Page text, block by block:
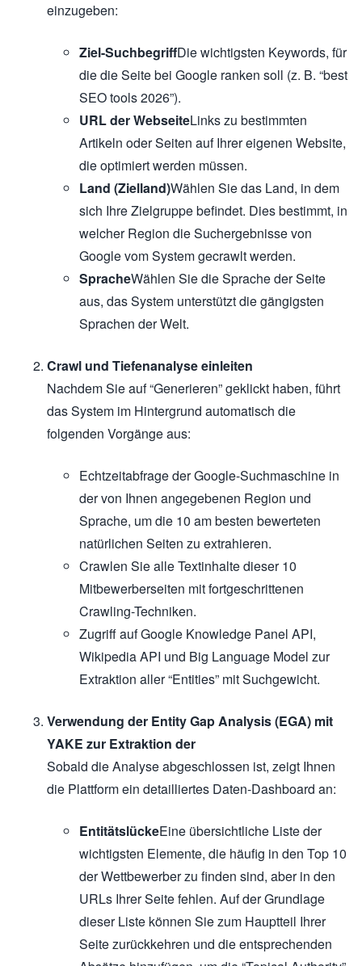
einzugeben:
Ziel-SuchbegriffDie wichtigsten Keywords, für
die die Seite bei Google ranken soll (z. B. “best
SEO tools 2026”).
URL der WebseiteLinks zu bestimmten
Artikeln oder Seiten auf Ihrer eigenen Website,
die optimiert werden müssen.
Land (Zielland)Wählen Sie das Land, in dem
sich Ihre Zielgruppe befindet. Dies bestimmt, in
welcher Region die Suchergebnisse von
Google vom System gecrawlt werden.
SpracheWählen Sie die Sprache der Seite
aus, das System unterstützt die gängigsten
Sprachen der Welt.
Crawl und Tiefenanalyse einleiten
Nachdem Sie auf “Generieren” geklickt haben, führt
das System im Hintergrund automatisch die
folgenden Vorgänge aus:
Echtzeitabfrage der Google-Suchmaschine in
der von Ihnen angegebenen Region und
Sprache, um die 10 am besten bewerteten
natürlichen Seiten zu extrahieren.
Crawlen Sie alle Textinhalte dieser 10
Mitbewerberseiten mit fortgeschrittenen
Crawling-Techniken.
Zugriff auf Google Knowledge Panel API,
Wikipedia API und Big Language Model zur
Extraktion aller “Entities” mit Suchgewicht.
Verwendung der Entity Gap Analysis (EGA) mit
YAKE zur Extraktion der
Sobald die Analyse abgeschlossen ist, zeigt Ihnen
die Plattform ein detailliertes Daten-Dashboard an:
EntitätslückeEine übersichtliche Liste der
wichtigsten Elemente, die häufig in den Top 10
der Wettbewerber zu finden sind, aber in den
URLs Ihrer Seite fehlen. Auf der Grundlage
dieser Liste können Sie zum Hauptteil Ihrer
Seite zurückkehren und die entsprechenden